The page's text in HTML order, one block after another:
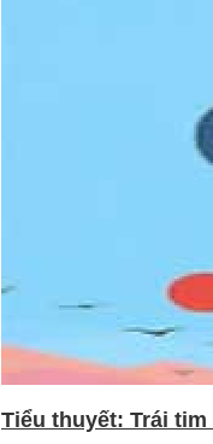
Tiểu thuyết: Trái tim